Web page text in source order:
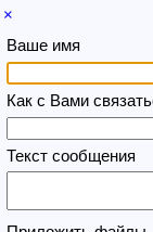
×
Ваше имя
Как с Вами
Текст сообщения